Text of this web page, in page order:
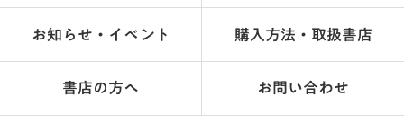
お知らせ・イベント 購入方法・取扱書店
書店の方へ お問い合わせ